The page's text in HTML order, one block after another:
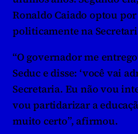
Ronaldo Caiado optou
politicamente na
“O governador me
Seduc e disse: ‘você vai
Secretaria. Eu não vou
vou partidarizar a
muito certo”, afirmou.